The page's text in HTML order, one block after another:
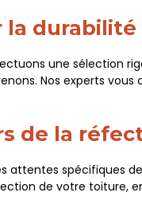
une sélection
Nos experts vous
de la
attentes spécifiques
de votre toiture,